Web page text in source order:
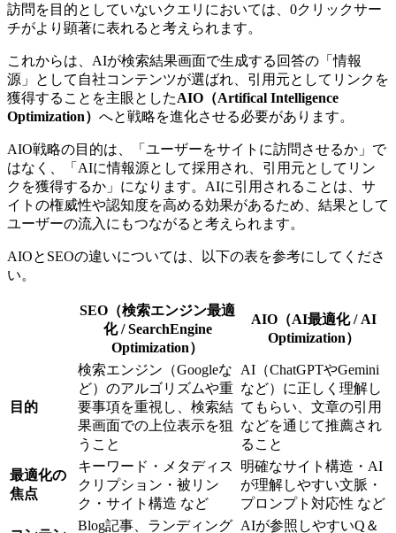
訪問を目的としていないクエリにおいては、0クリックサー
チがより顕著に表れると考えられます。
これからは、AIが検索結果画面で生成する回答の「情報
源」として自社コンテンツが選ばれ、引用元としてリンクを
獲得することを主眼としたAIO（Artifical Intelligence
Optimization） へと戦略を進化させる必要があります。
AIO戦略の目的は、「ユーザーをサイトに訪問させるか」で
はなく、「AIに情報源として採用され、引用元としてリン
クを獲得するか」になります。AIに引用されることは、サ
イトの権威性や認知度を高める効果があるため、結果として
ユーザーの流入にもつながると考えられます。
AIOとSEOの違いについては、以下の表を参考にしてくださ
い。
SEO（検索エンジン最適
化 / SearchEngine
Optimization）
AIO（AI最適化 / AI
Optimization）
目的
検索エンジン（Googleな
ど）のアルゴリズムや重
要事項を重視し、検索結
果画面での上位表示を狙
うこと
AI（ChatGPTやGemini
など）に正しく理解し
てもらい、文章の引用
などを通じて推薦され
ること
最適化の
焦点
キーワード・メタディス
クリプション・被リン
ク・サイト構造 など
明確なサイト構造・AI
が理解しやすい文脈・
プロンプト対応性 など
Blog記事、ランディング AIが参照しやすいQ＆